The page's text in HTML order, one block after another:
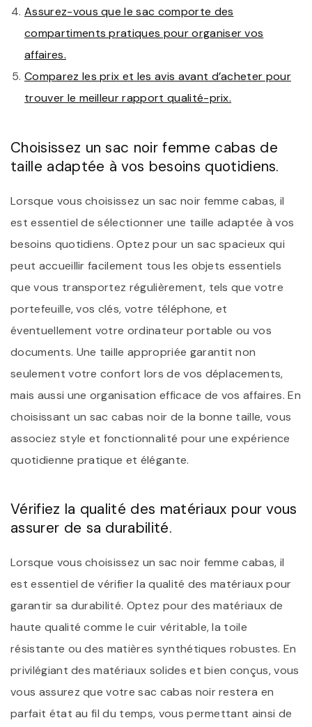
Assurez-vous que le sac comporte des
compartiments pratiques pour organiser vos
affaires.
Comparez les prix et les avis avant d’acheter pour
trouver le meilleur rapport qualité-prix.
Choisissez un sac noir femme cabas de
taille adaptée à vos besoins quotidiens.
Lorsque vous choisissez un sac noir femme cabas, il
est essentiel de sélectionner une taille adaptée à vos
besoins quotidiens. Optez pour un sac spacieux qui
peut accueillir facilement tous les objets essentiels
que vous transportez régulièrement, tels que votre
portefeuille, vos clés, votre téléphone, et
éventuellement votre ordinateur portable ou vos
documents. Une taille appropriée garantit non
seulement votre confort lors de vos déplacements,
mais aussi une organisation efficace de vos affaires. En
choisissant un sac cabas noir de la bonne taille, vous
associez style et fonctionnalité pour une expérience
quotidienne pratique et élégante.
Vérifiez la qualité des matériaux pour vous
assurer de sa durabilité.
Lorsque vous choisissez un sac noir femme cabas, il
est essentiel de vérifier la qualité des matériaux pour
garantir sa durabilité. Optez pour des matériaux de
haute qualité comme le cuir véritable, la toile
résistante ou des matières synthétiques robustes. En
privilégiant des matériaux solides et bien conçus, vous
vous assurez que votre sac cabas noir restera en
parfait état au fil du temps, vous permettant ainsi de